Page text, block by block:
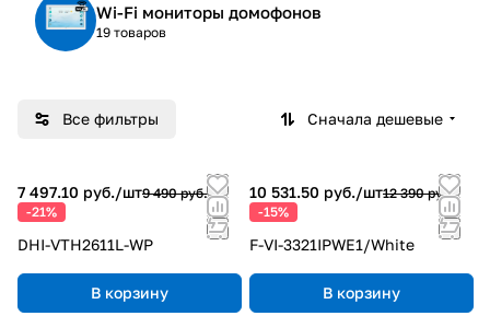
Wi-Fi мониторы домофонов
19 товаров
Все фильтры Сначала дешевые
7 497.10 руб./шт9 490 руб.
-21%
DHI-VTH2611L-WP
В корзину
10 531.50 руб./шт12 390 руб.
-15%
F-VI-3321IPWE1/White
В корзину